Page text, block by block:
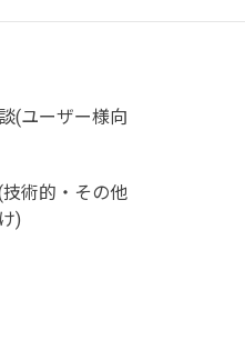
(ユーザー様向
術的・その他
)